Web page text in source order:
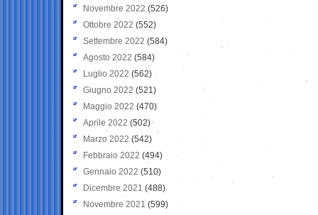
Novembre 2022 (526)
Ottobre 2022 (552)
Settembre 2022 (584)
Agosto 2022 (584)
Luglio 2022 (562)
Giugno 2022 (521)
Maggio 2022 (470)
Aprile 2022 (502)
Marzo 2022 (542)
Febbraio 2022 (494)
Gennaio 2022 (510)
Dicembre 2021 (488)
Novembre 2021 (599)